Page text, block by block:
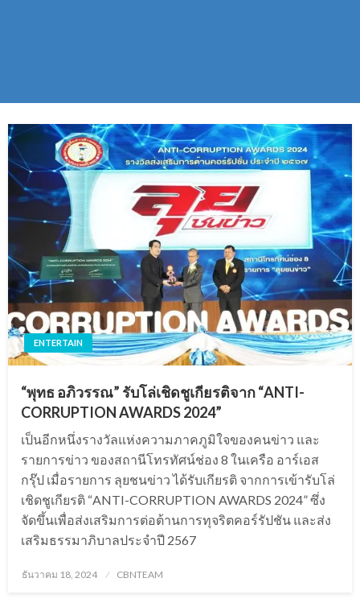
ENTERTAIN
“พุทธ อภิวรรณ” รับโล่เชิดชูเกียรติจาก “ANTI-
CORRUPTION AWARDS 2024”
เป็นอีกหนึ่งรางวัลแห่งความภาคภูมิใจของคนข่าว และ
รายการข่าว ของสถานีโทรทัศน์ช่อง 8 ในเครือ อาร์เอส
กรุ๊ป เมื่อรายการ ลุยชนข่าว ได้รับเกียรติ จากการเข้ารับโล่
เชิดชูเกียรติ “ANTI-CORRUPTION AWARDS 2024” ซึ่ง
จัดขึ้นเพื่อส่งเสริมการต่อต้านการทุจริตคอร์รัปชัน และส่ง
เสริมธรรมาภิบาลประจำปี 2567
Posted
ธันวาคม 18, 2024 CBNTEAM